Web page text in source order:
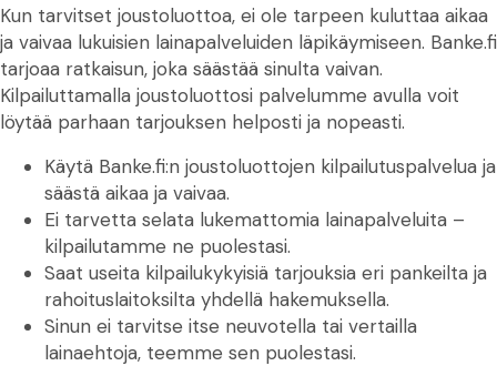
Kun tarvitset joustoluottoa, ei ole tarpeen kuluttaa aikaa
ja vaivaa lukuisien lainapalveluiden läpikäymiseen. Banke.fi
tarjoaa ratkaisun, joka säästää sinulta vaivan.
Kilpailuttamalla joustoluottosi palvelumme avulla voit
löytää parhaan tarjouksen helposti ja nopeasti.
Käytä Banke.fi:n joustoluottojen kilpailutuspalvelua ja
säästä aikaa ja vaivaa.
Ei tarvetta selata lukemattomia lainapalveluita –
kilpailutamme ne puolestasi.
Saat useita kilpailukykyisiä tarjouksia eri pankeilta ja
rahoituslaitoksilta yhdellä hakemuksella.
Sinun ei tarvitse itse neuvotella tai vertailla
lainaehtoja, teemme sen puolestasi.